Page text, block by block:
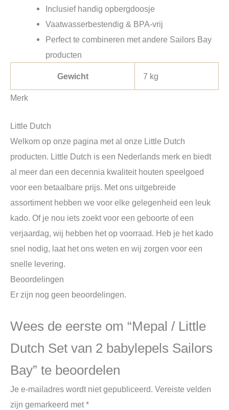
Inclusief handig opbergdoosje
Vaatwasserbestendig & BPA-vrij
Perfect te combineren met andere Sailors Bay
producten
Gewicht 7 kg
Merk
Little Dutch
Welkom op onze pagina met al onze Little Dutch
producten. Little Dutch is een Nederlands merk en biedt
al meer dan een decennia kwaliteit houten speelgoed
voor een betaalbare prijs. Met ons uitgebreide
assortiment hebben we voor elke gelegenheid een leuk
kado. Of je nou iets zoekt voor een geboorte of een
verjaardag, wij hebben het op voorraad. Heb je het kado
snel nodig, laat het ons weten en wij zorgen voor een
snelle levering.
Beoordelingen
Er zijn nog geen beoordelingen.
Wees de eerste om “Mepal / Little
Dutch Set van 2 babylepels Sailors
Bay” te beoordelen
Je e-mailadres wordt niet gepubliceerd. Vereiste velden
zijn gemarkeerd met*